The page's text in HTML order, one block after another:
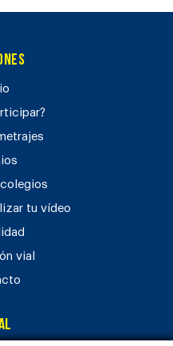
colegios
tu vídeo
vial